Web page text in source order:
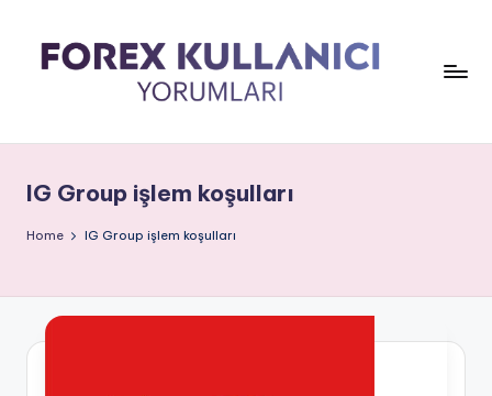
IG Group işlem koşulları
Home IG Group işlem koşulları